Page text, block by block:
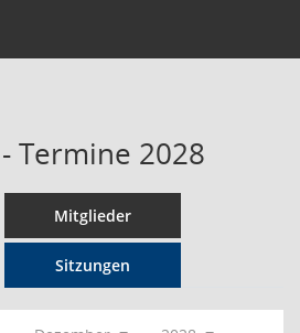
- Termine 2028
Mitglieder
Sitzungen